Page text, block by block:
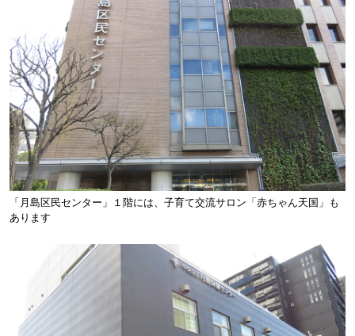
「月島区民センター」１階には、子育て交流サロン「赤ちゃん天国」も
あります